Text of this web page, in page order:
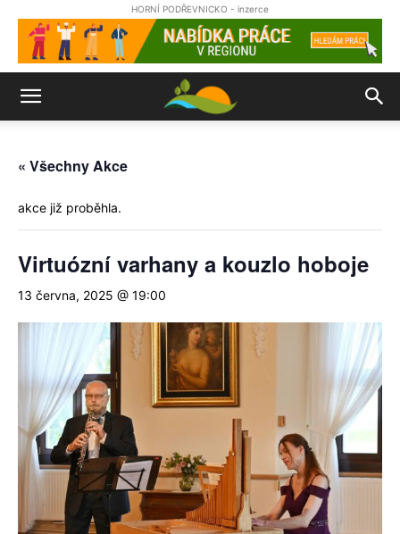
HORNÍ PODŘEVNICKO - inzerce
« Všechny Akce
akce již proběhla.
Virtuózní varhany a kouzlo hoboje
13 června, 2025 @ 19:00